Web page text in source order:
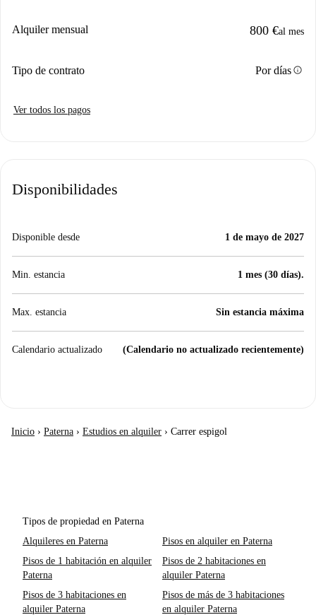
Alquiler mensual 800 €al mes
Tipo de contrato Por díasinfo
Ver todos los pagos
Disponibilidades
Disponible desde 1 de mayo de 2027
Min. estancia 1 mes (30 días).
Max. estancia Sin estancia máxima
Calendario actualizado (Calendario no actualizado recientemente)
Inicio › Paterna › Estudios en alquiler › Carrer espigol
Tipos de propiedad en Paterna
Alquileres en Paterna
Pisos en alquiler en Paterna
Pisos de 1 habitación en alquiler
Paterna
Pisos de 2 habitaciones en
alquiler Paterna
Pisos de 3 habitaciones en
alquiler Paterna
Pisos de más de 3 habitaciones
en alquiler Paterna